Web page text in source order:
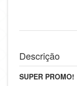
Descrição
SUPER PROMO!